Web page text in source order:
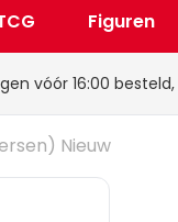
Figuren
vóór 16:00 besteld,
Nieuw